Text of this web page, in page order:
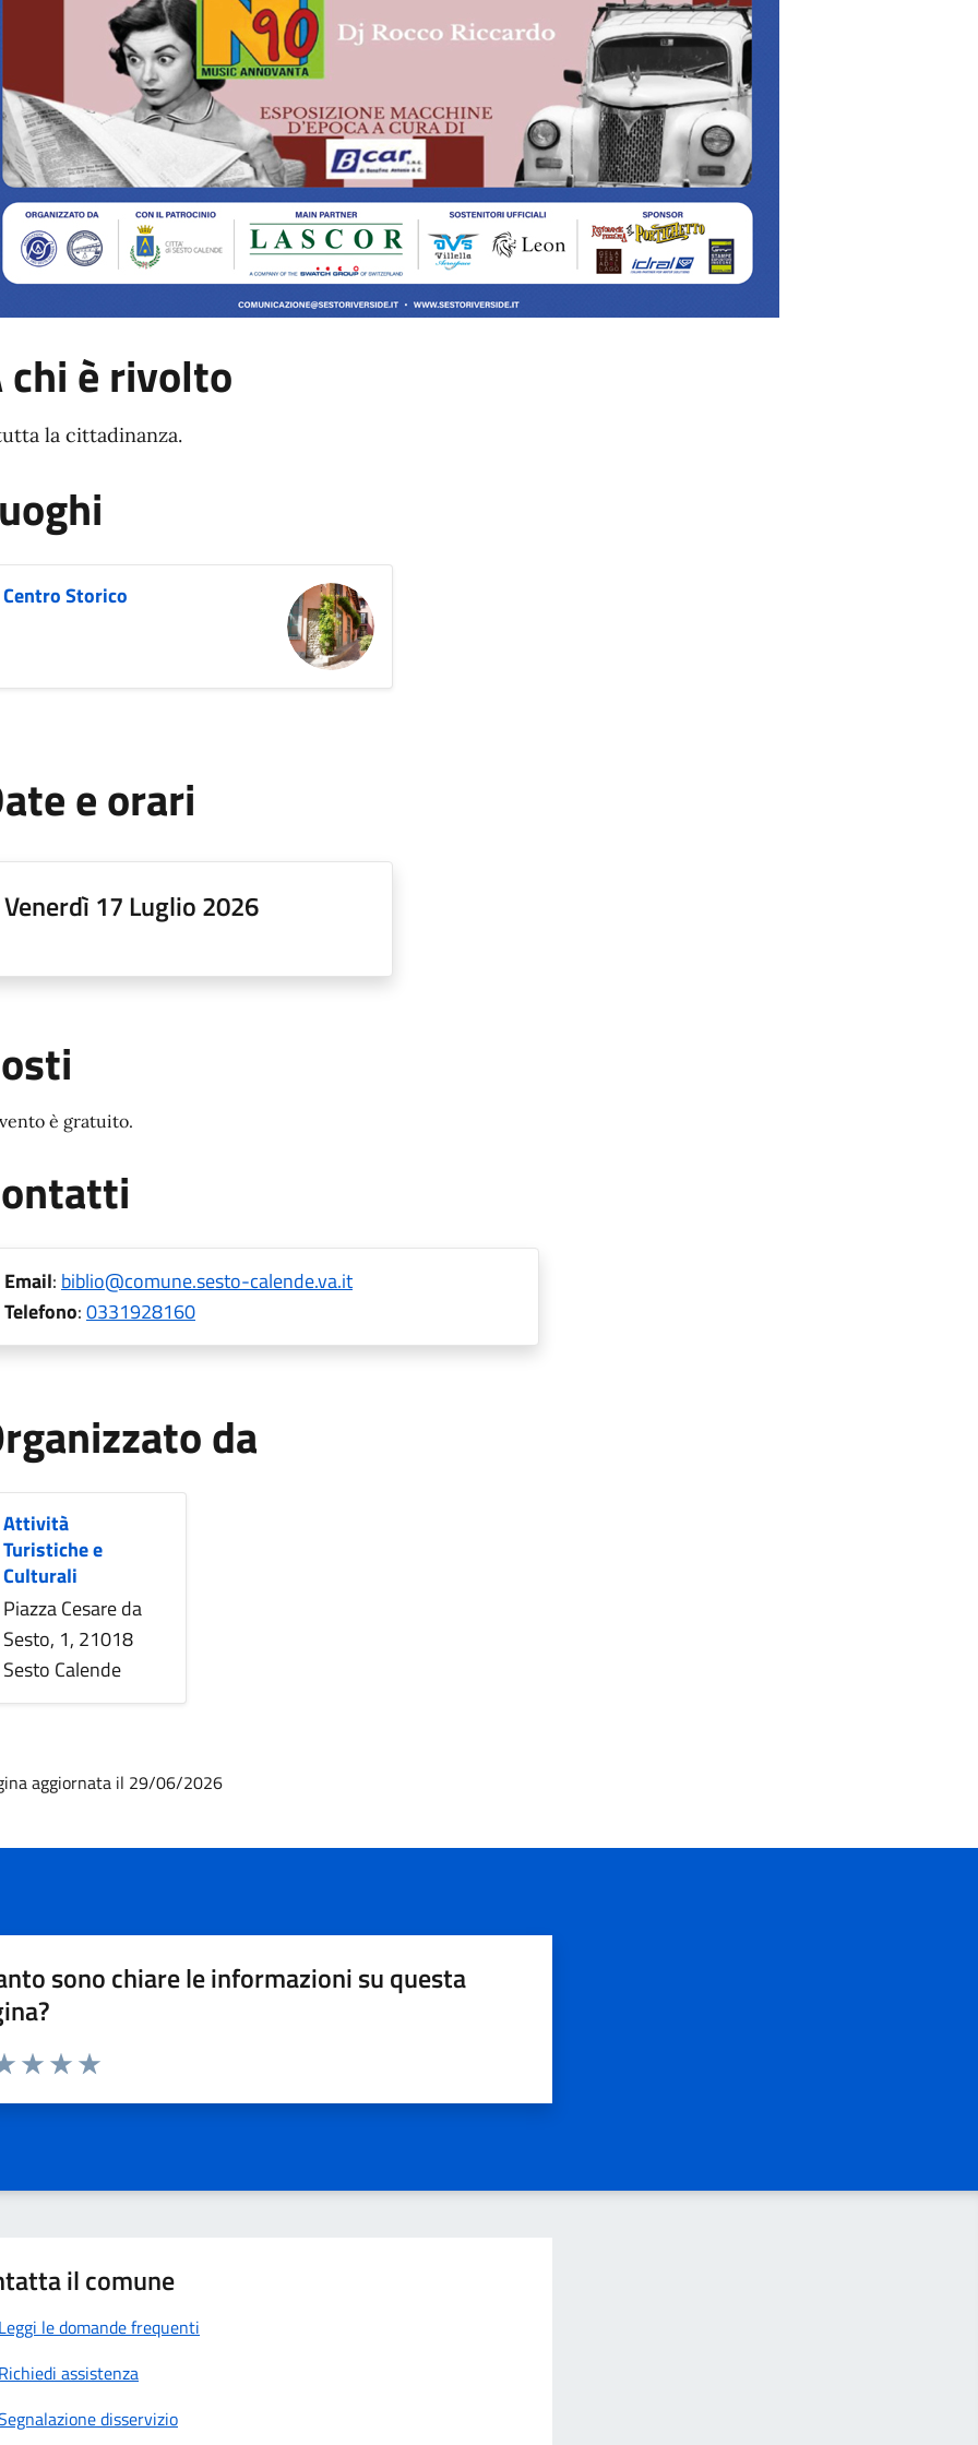
chi è rivolto
la cittadinanza.
Centro Storico
e orari
Venerdì 17 Luglio 2026
è gratuito.
Email: biblio@comune.sesto-calende.va.it
Telefono:0331928160
da
Attività
Turistiche e
Culturali
Piazza Cesare da
Sesto, 1, 21018
Sesto Calende
aggiornata il 29/06/2026
sono chiare le informazioni su questa
1 a 5 stelle la pagina
il comune
le domande frequenti
assistenza
disservizio